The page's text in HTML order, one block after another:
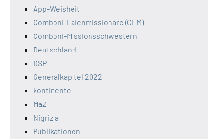
App-Weisheit
Comboni-Laienmissionare (CLM)
Comboni-Missionsschwestern
Deutschland
DSP
Generalkapitel 2022
kontinente
MaZ
Nigrizia
Publikationen